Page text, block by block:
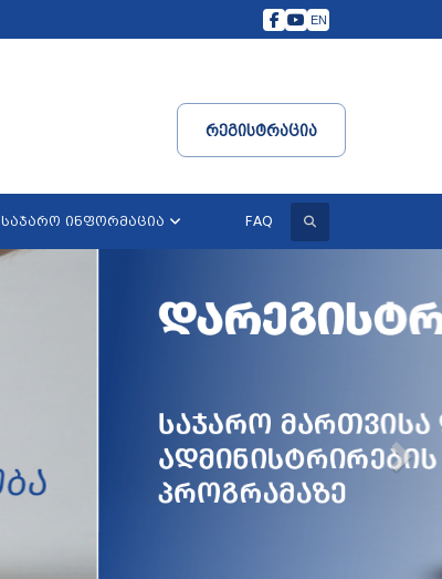
EN
Რეგისტრაცია
საჯარო ინფორმაცია FAQ
ძიება